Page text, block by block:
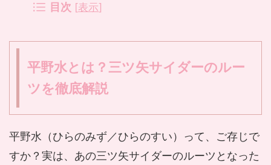
目次 [表示]
平野水とは？三ツ矢サイダーのルー
ツを徹底解説
平野水（ひらのみず／ひらのすい）って、ご存じで
すか？実は、あの三ツ矢サイダーのルーツとなった